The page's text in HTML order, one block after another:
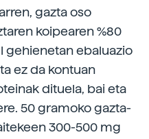
gazta oso
koipearen %80
gehienetan ebaluazio
ez da kontuan
dituela, bai eta
50 gramoko gazta-
300-500 mg